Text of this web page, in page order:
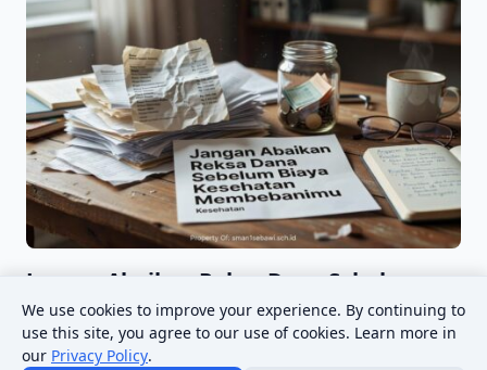
Jangan Abaikan Reksa Dana Sebelum
Biaya Kesehatan Membebanimu
June 16, 2026
We use cookies to improve your experience. By continuing to
use this site, you agree to our use of cookies. Learn more in
our Privacy Policy.